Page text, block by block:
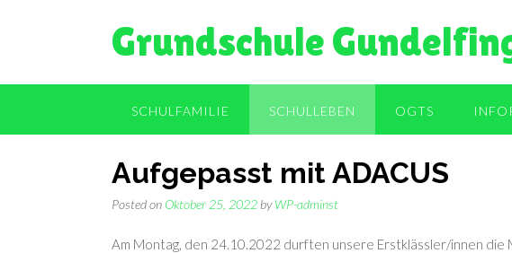
Grundschule
SCHULFAMILIE SCHULLEBEN OGTS
Aufgepasst mit ADACUS
Posted on Oktober 25, 2022 byWP-adminst
Am Montag, den 24.10.2022 durften unsere Erstklässler/innen die